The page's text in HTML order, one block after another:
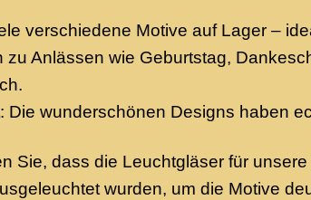
verschiedene Motive auf Lager –
zu Anlässen wie Geburtstag,
Die wunderschönen Designs haben
Sie, dass die Leuchtgläser für
wurden, um die Motive